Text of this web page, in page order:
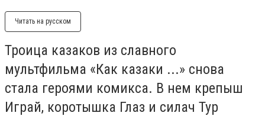
Читать на русском
Троица казаков из славного
мультфильма «Как казаки ...» снова
стала героями комикса. В нем крепыш
Играй, коротышка Глаз и силач Тур